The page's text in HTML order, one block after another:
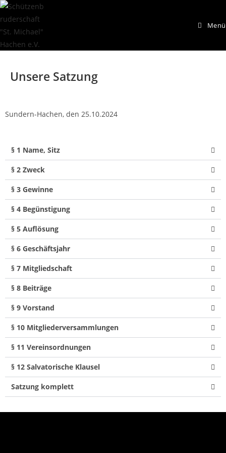
Menü
Unsere Satzung
Sundern-Hachen, den 25.10.2024
§ 1 Name, Sitz
§ 2 Zweck
§ 3 Gewinne
§ 4 Begünstigung
§ 5 Auflösung
§ 6 Geschäftsjahr
§ 7 Mitgliedschaft
§ 8 Beiträge
§ 9 Vorstand
§ 10 Mitgliederversammlungen
§ 11 Vereinsordnungen
§ 12 Salvatorische Klausel
Satzung komplett